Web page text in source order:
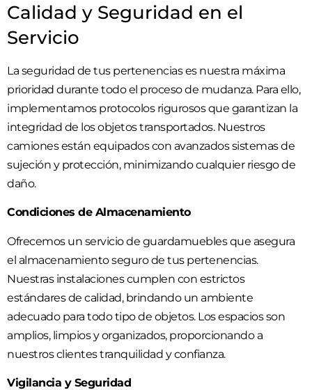
Calidad y Seguridad en el
Servicio
La seguridad de tus pertenencias es nuestra máxima
prioridad durante todo el proceso de mudanza. Para ello,
implementamos protocolos rigurosos que garantizan la
integridad de los objetos transportados. Nuestros
camiones están equipados con avanzados sistemas de
sujeción y protección, minimizando cualquier riesgo de
daño.
Condiciones de Almacenamiento
Ofrecemos un servicio de guardamuebles que asegura
el almacenamiento seguro de tus pertenencias.
Nuestras instalaciones cumplen con estrictos
estándares de calidad, brindando un ambiente
adecuado para todo tipo de objetos. Los espacios son
amplios, limpios y organizados, proporcionando a
nuestros clientes tranquilidad y confianza.
Vigilancia y Seguridad